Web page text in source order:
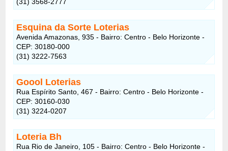
Esquina da Sorte Loterias
Avenida Amazonas, 935 - Bairro: Centro - Belo Horizonte -
CEP: 30180-000
(31) 3222-7563
Goool Loterias
Rua Espírito Santo, 467 - Bairro: Centro - Belo Horizonte -
CEP: 30160-030
(31) 3224-0207
Loteria Bh
Rua Rio de Janeiro, 105 - Bairro: Centro - Belo Horizonte -